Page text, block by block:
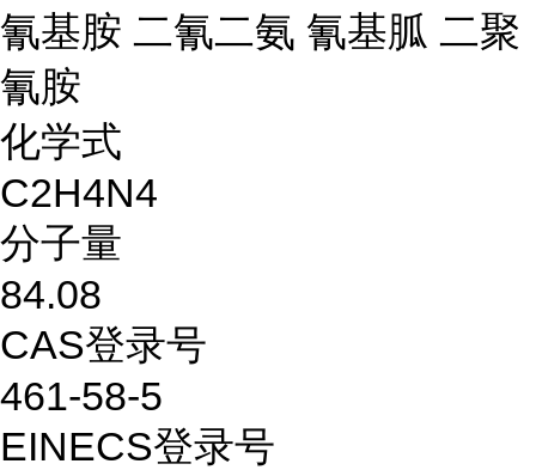
氰基胺 二氰二氨 氰基胍 二聚
氰胺
化学式
C2H4N4
分子量
84.08
CAS登录号
461-58-5
EINECS登录号